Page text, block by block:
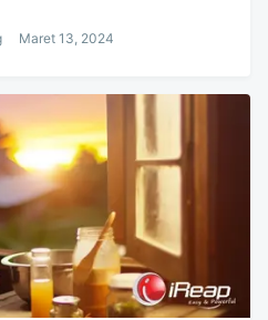
Maret 13, 2024